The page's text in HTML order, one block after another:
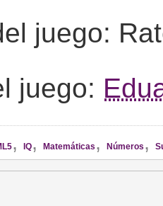
juego:
juego:
, IQ, Matemáticas , Números ,